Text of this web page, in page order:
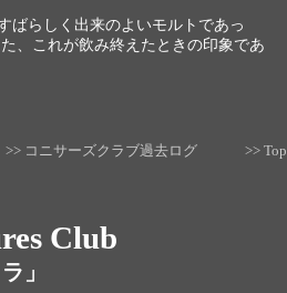
ばらしく出来のよいモルトであっ
、これが飲み終えたときの印象であ
>> コニサーズクラブ過去ログ >> Top
Club
」